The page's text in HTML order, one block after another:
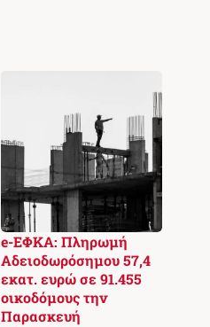
e-ΕΦΚΑ: Πληρωμή
Αδειοδωρόσημου 57,4
εκατ. ευρώ σε 91.455
οικοδόμους την
Παρασκευή